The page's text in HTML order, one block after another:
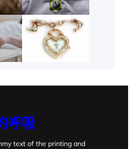
呼吸
text of the printing and